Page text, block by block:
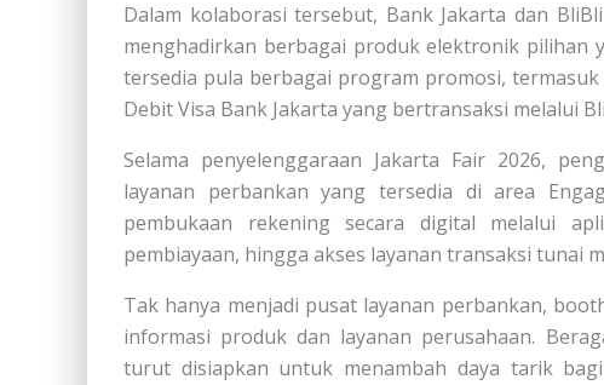
Dalam kolaborasi tersebut, Bank Jakarta dan
menghadirkan berbagai produk elektronik pilihan
tersedia pula berbagai program promosi,
Debit Visa Bank Jakarta yang bertransaksi melalui
Selama penyelenggaraan Jakarta Fair 2026,
layanan perbankan yang tersedia di area
pembukaan rekening secara digital melalui
pembiayaan, hingga akses layanan transaksi tunai
Tak hanya menjadi pusat layanan perbankan,
informasi produk dan layanan perusahaan.
turut disiapkan untuk menambah daya tarik